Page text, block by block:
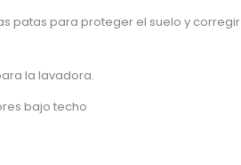
patas para proteger el suelo y corregir
la lavadora.
bajo techo